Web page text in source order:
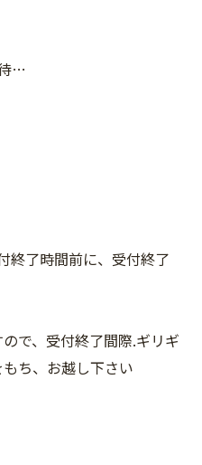
…
終了時間前に、受付終了
で、受付終了間際.ギリギ
ち、お越し下さい